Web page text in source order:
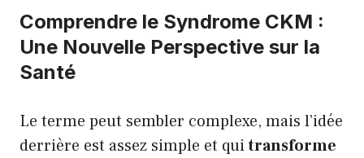
Comprendre le Syndrome CKM :
Une Nouvelle Perspective sur la
Santé
Le terme peut sembler complexe, mais l’idée
derrière est assez simple et quitransforme